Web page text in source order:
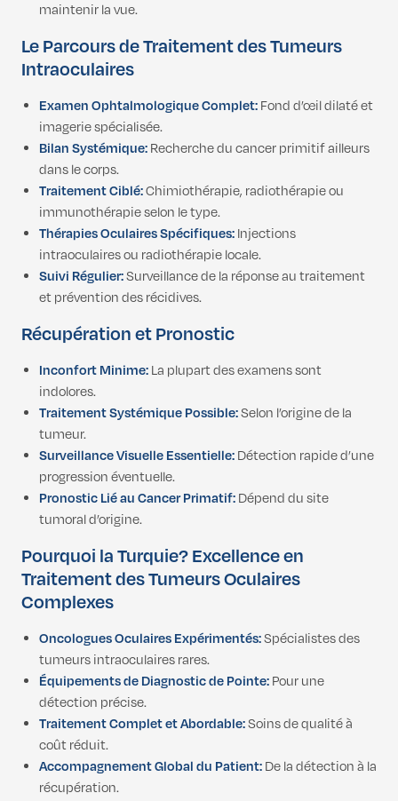
maintenir la vue.
Le Parcours de Traitement des Tumeurs
Intraoculaires
Examen Ophtalmologique Complet:Fond d’œil dilaté et
imagerie spécialisée.
Bilan Systémique:Recherche du cancer primitif ailleurs
dans le corps.
Traitement Ciblé:Chimiothérapie, radiothérapie ou
immunothérapie selon le type.
Thérapies Oculaires Spécifiques:Injections
intraoculaires ou radiothérapie locale.
Suivi Régulier:Surveillance de la réponse au traitement
et prévention des récidives.
Récupération et Pronostic
Inconfort Minime:La plupart des examens sont
indolores.
Traitement Systémique Possible:Selon l’origine de la
tumeur.
Surveillance Visuelle Essentielle:Détection rapide d’une
progression éventuelle.
Pronostic Lié au Cancer Primatif:Dépend du site
tumoral d’origine.
Pourquoi la Turquie? Excellence en
Traitement des Tumeurs Oculaires
Complexes
Oncologues Oculaires Expérimentés:Spécialistes des
tumeurs intraoculaires rares.
Équipements de Diagnostic de Pointe:Pour une
détection précise.
Traitement Complet et Abordable:Soins de qualité à
coût réduit.
Accompagnement Global du Patient:De la détection à la
récupération.